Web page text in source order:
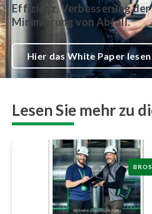
Effizienz, Verbesserung
Minimierung von Abfall.
Hier das White Paper lesen
Lesen Sie mehr zu